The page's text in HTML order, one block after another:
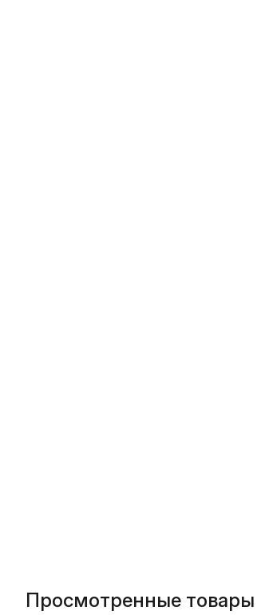
Просмотренные товары